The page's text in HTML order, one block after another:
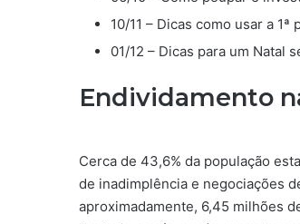
10/11 – Dicas como usar a
01/12 – Dicas para um Natal
Endividamento
Cerca de 43,6% da população
de inadimplência e negociações
aproximadamente, 6,45 milhões